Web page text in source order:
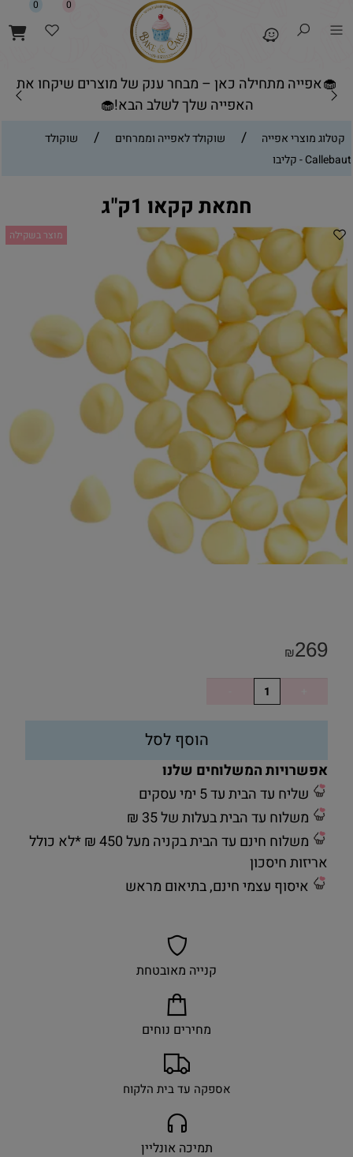
🧁אפייה מתחילה כאן – מבחר ענק של מוצרים שיקחו את
האפייה שלך לשלב הבא!🧁
0 0
קטלוג מוצרי אפייה / שוקולד לאפייה וממרחים /
שוקולד
Callebaut - קליבו
חמאת קקאו 1ק"ג
מוצר בשקילה
₪269
הוסף לסל
אפשרויות המשלוחים שלנו
שליח עד הבית עד 5 ימי עסקים
משלוח עד הבית בעלות של 35 ₪
משלוח חינם עד הבית בקניה מעל 450 ₪ *לא כולל
אריזות חיסכון
איסוף עצמי חינם, בתיאום מראש
קנייה מאובטחת
מחירים נוחים
אספקה עד בית הלקוח
תמיכה אונליין